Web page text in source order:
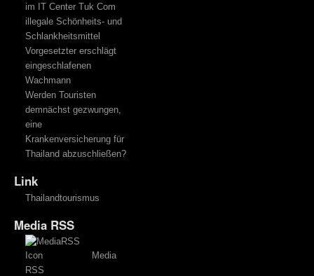
im IT Center Tuk Com
illegale Schönheits- und
Schlankheitsmittel
Vorgesetzter erschlägt
eingeschlafenen
Wachmann
Werden Touristen
demnächst gezwungen,
eine
Krankenversicherung für
Thailand abzuschließen?
Link
Thailandtourismus
Media RSS
Media
RSS